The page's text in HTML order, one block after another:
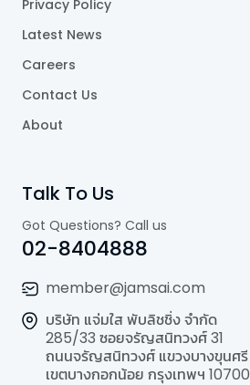
Privacy Policy
Latest News
Careers
Contact Us
About
Talk To Us
Got Questions? Call us
02-8404888
member@jamsai.com
บริษัท แจ่มใส พับลิชชิ่ง จำกัด
285/33 ซอยจรัญสนิทวงศ์ 31
ถนนจรัญสนิทวงศ์ แขวงบางขุนศรี
เขตบางกอกน้อย กรุงเทพฯ 10700